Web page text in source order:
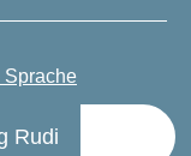
Rudi
Sprache